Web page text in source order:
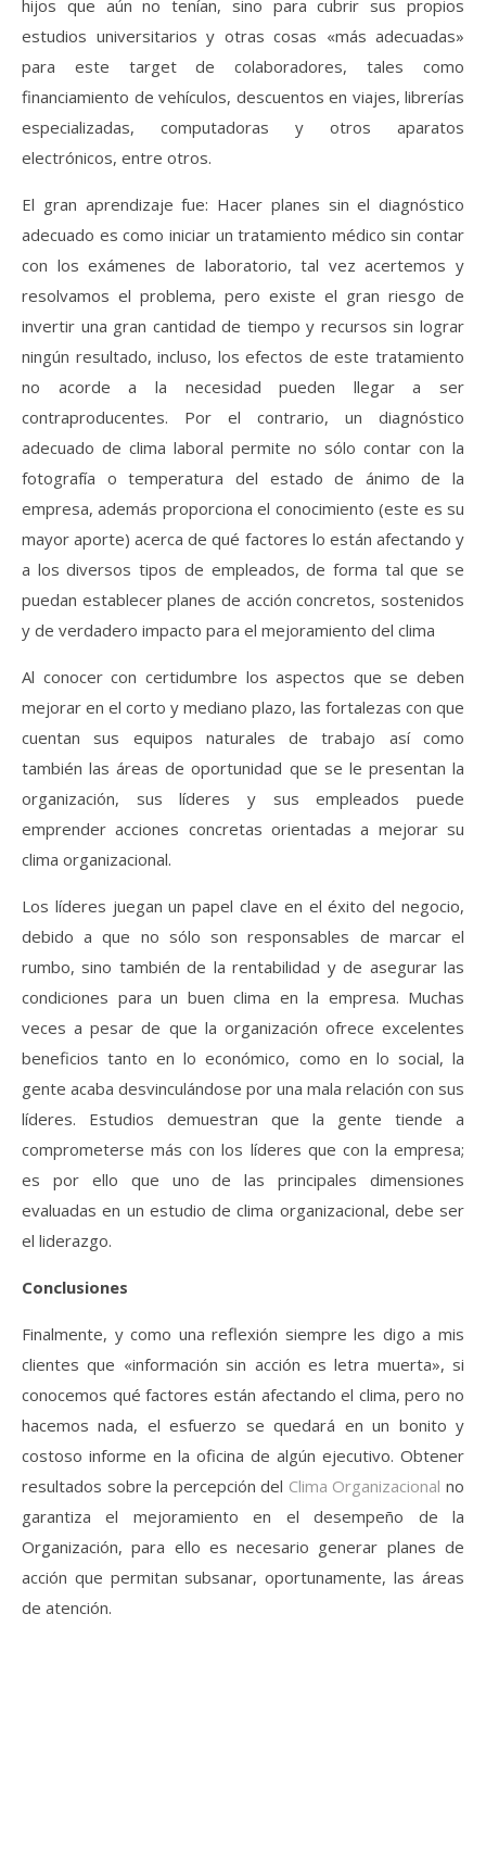
hijos que aún no tenían, sino para cubrir sus propios
estudios universitarios y otras cosas «más adecuadas»
para este target de colaboradores, tales como
financiamiento de vehículos, descuentos en viajes, librerías
especializadas, computadoras y otros aparatos
electrónicos, entre otros.
El gran aprendizaje fue: Hacer planes sin el diagnóstico
adecuado es como iniciar un tratamiento médico sin contar
con los exámenes de laboratorio, tal vez acertemos y
resolvamos el problema, pero existe el gran riesgo de
invertir una gran cantidad de tiempo y recursos sin lograr
ningún resultado, incluso, los efectos de este tratamiento
no acorde a la necesidad pueden llegar a ser
contraproducentes. Por el contrario, un diagnóstico
adecuado de clima laboral permite no sólo contar con la
fotografía o temperatura del estado de ánimo de la
empresa, además proporciona el conocimiento (este es su
mayor aporte) acerca de qué factores lo están afectando y
a los diversos tipos de empleados, de forma tal que se
puedan establecer planes de acción concretos, sostenidos
y de verdadero impacto para el mejoramiento del clima
Al conocer con certidumbre los aspectos que se deben
mejorar en el corto y mediano plazo, las fortalezas con que
cuentan sus equipos naturales de trabajo así como
también las áreas de oportunidad que se le presentan la
organización, sus líderes y sus empleados puede
emprender acciones concretas orientadas a mejorar su
clima organizacional.
Los líderes juegan un papel clave en el éxito del negocio,
debido a que no sólo son responsables de marcar el
rumbo, sino también de la rentabilidad y de asegurar las
condiciones para un buen clima en la empresa. Muchas
veces a pesar de que la organización ofrece excelentes
beneficios tanto en lo económico, como en lo social, la
gente acaba desvinculándose por una mala relación con sus
líderes. Estudios demuestran que la gente tiende a
comprometerse más con los líderes que con la empresa;
es por ello que uno de las principales dimensiones
evaluadas en un estudio de clima organizacional, debe ser
el liderazgo.
Conclusiones
Finalmente, y como una reflexión siempre les digo a mis
clientes que «información sin acción es letra muerta», si
conocemos qué factores están afectando el clima, pero no
hacemos nada, el esfuerzo se quedará en un bonito y
costoso informe en la oficina de algún ejecutivo. Obtener
resultados sobre la percepción del Clima Organizacional no
garantiza el mejoramiento en el desempeño de la
Organización, para ello es necesario generar planes de
acción que permitan subsanar, oportunamente, las áreas
de atención.